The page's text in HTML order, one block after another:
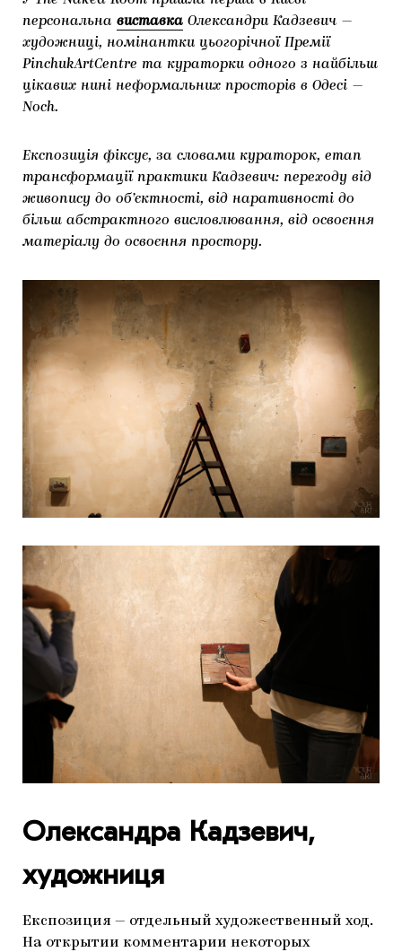
ГАЛЕРЕЇ
АРТЦЕНТРИ
КНИЖКИ І ЖУРНАЛИ
ЯК ПІДТРИМУВАТИ УКРАЇНСЬКЕ МИСТЕЦТВО
МАРІУПОЛЬСЬКІ МАРГІНАЛІЇ
персональна виставка Олександри Кадзевич —
художниці, номінантки цьогорічної Премії
PinchukArtCentre та кураторки одного з найбільш
цікавих нині неформальних просторів в Одесі —
Noch.
Експозиція фіксує, за словами кураторок, етап
трансформації практики Кадзевич: переходу від
живопису до об’єктності, від наративності до
більш абстрактного висловлювання, від освоєння
матеріалу до освоєння простору.
Олександра Кадзевич,
художниця
Експозиция — отдельный художественный ход.
На открытии комментарии некоторых